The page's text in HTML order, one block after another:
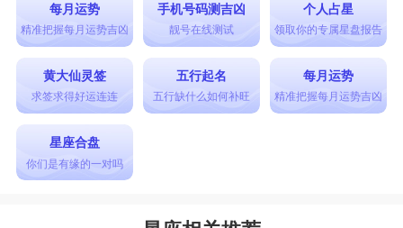
每月运势
精准把握每月运势吉凶
手机号码测吉凶
靓号在线测试
个人占星
领取你的专属星盘报告
黄大仙灵签
求签求得好运连连
五行起名
五行缺什么如何补旺
每月运势
精准把握每月运势吉凶
星座合盘
你们是有缘的一对吗